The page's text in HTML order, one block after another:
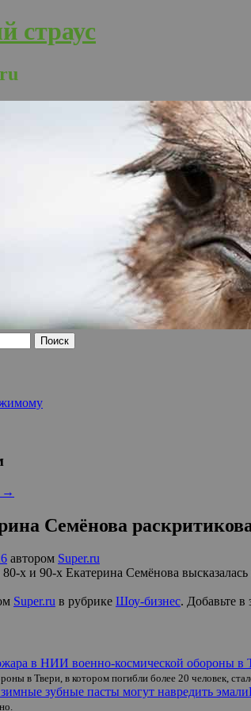
страус
→
Семёнова
автором Super.ru
х и 90-х Екатерина Семёнова
Super.ru в рубрике Шоу-бизнес. Добавьте в
в Твери, в котором погибли более 20 человек,